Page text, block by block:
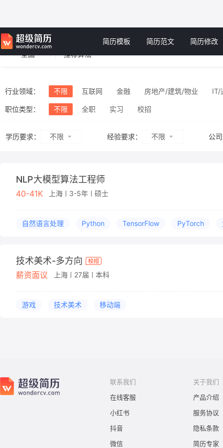
简历模板 简历范文
简历修改
全国
行业领域： 不限 互联网 金融 房地产/建筑/物业
IT/
旅游/酒店/餐饮
工业/机械
职位类型： 不限 全职 实习 校招
学历要求： 不限 经验要求： 不限 公
NLP大模型算法工程师
40-41K 上海 3-5年 硕士
自然语言处理 Python TensorFlow PyTorch
技术美术-多方向
薪资面议 上海 27届 本科
游戏 技术美术 移动端
联系我们
在线客服
小红书
抖音
微信
关于我们
产品介绍
服务协议
隐私条款
简历专家